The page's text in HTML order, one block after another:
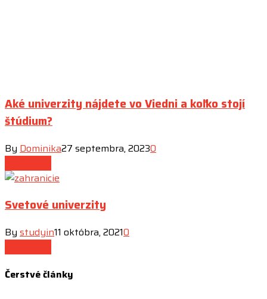
Aké univerzity nájdete vo Viedni a koľko stojí
štúdium?
By Dominika27 septembra, 20230
Svetové univerzity
By studyin11 októbra, 20210
Čerstvéčlánky